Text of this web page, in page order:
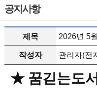
공지사항
제목 2026년 5
작성자 관리자(전
★ 꿈긷는도